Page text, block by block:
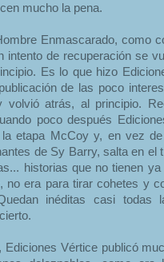
mucho la pena.
Enmascarado, como
intento de recuperación se
Es lo que hizo
de las poco
atrás, al principio.
poco después
etapa McCoy y, en vez
de Sy Barry, salta en el
historias que no tienen
no era para tirar cohetes y
inéditas casi todas
Ediciones Vértice publicó